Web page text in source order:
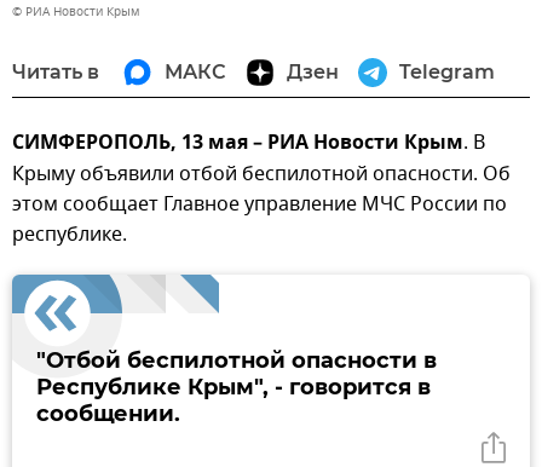
© РИА Новости Крым
Читать в МАКС Дзен Telegram
СИМФЕРОПОЛЬ, 13 мая – РИА Новости Крым. В
Крыму объявили отбой беспилотной опасности. Об
этом сообщает Главное управление МЧС России по
республике.
"Отбой беспилотной опасности в
Республике Крым", - говорится в
сообщении.